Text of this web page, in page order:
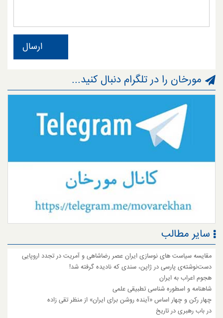
ارسال
مورخان را در تلگرام دنبال کنید...
سایر مطالب
مقایسه سیاست های نوسازی ایران عصر رضاشاهی و آمریت در تجدد اروپایی
دست‌نوشته‌ی پارسی در ژاپن، سندی که نادیده گرفته شد!
هجوم اعراب به ایران
شاهنامه و اسطوره شناسی تطبیقی علمی
چهار رکن و چهار اساس «آینده روشن برای ایران» از منظر تقی زاده
در باب رهبری در تاریخ